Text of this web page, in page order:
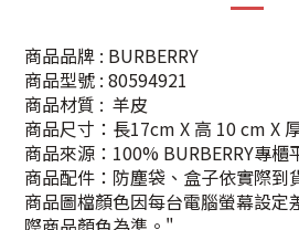
商品品牌 : BURBERRY
商品型號 : 80594921
商品材質 : 羊皮
商品尺寸：長17cm X 高 10 cm X
商品來源：100% BURBERRY專櫃
商品配件：防塵袋、盒子依實際到
商品圖檔顏色因每台電腦螢幕設定